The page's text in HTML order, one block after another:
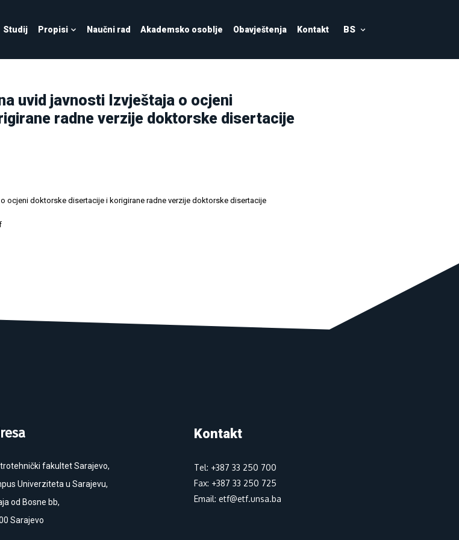
Studij Propisi Naučni rad Akademsko osoblje Obavještenja Kontakt BS
uvid javnosti Izvještaja o ocjeni
radne verzije doktorske disertacije
ocjeni doktorske disertacije i korigirane radne verzije doktorske disertacije
fakultet Sarajevo,
Univerziteta u Sarajevu,
od Bosne bb,
Sarajevo
Kontakt
Tel: +387 33 250 700
Fax: +387 33 250 725
Email: etf@etf.unsa.ba